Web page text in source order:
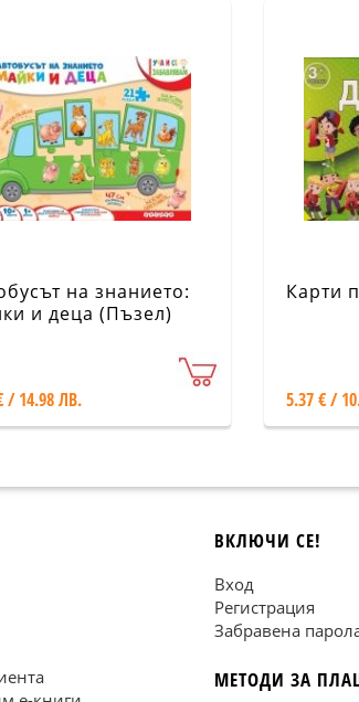
на знанието:
и деца (Пъзел)
/ 14.98 ЛВ.
Карти
5.37 € /
ВКЛЮЧИ СЕ!
Вход
Регистрация
Забравена
МЕТОДИ ЗА